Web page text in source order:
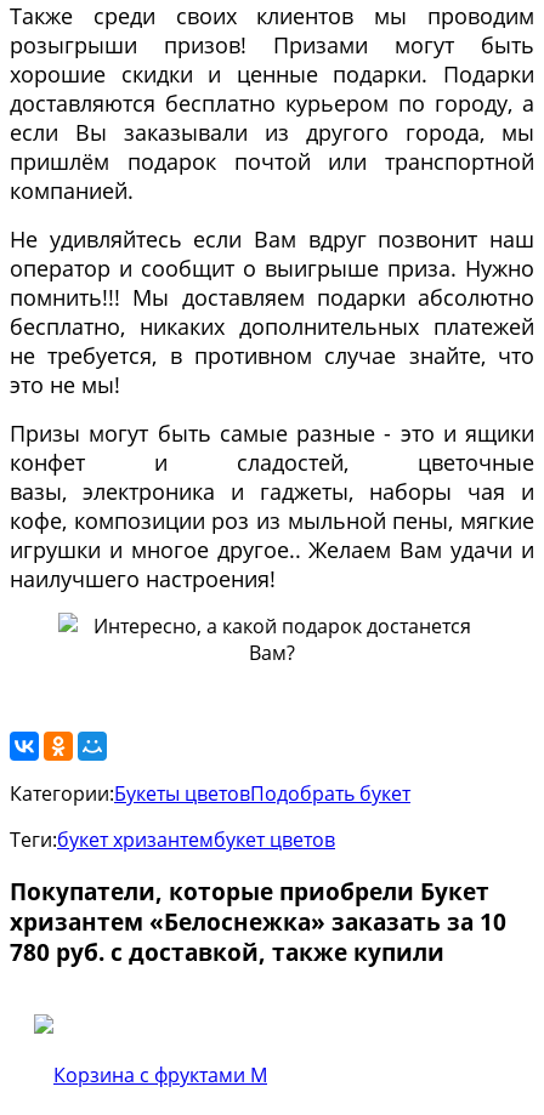
Также среди своих клиентов мы проводим
розыгрыши призов! Призами могут быть
хорошие скидки и ценные подарки. Подарки
доставляются бесплатно курьером по городу, а
если Вы заказывали из другого города, мы
пришлём подарок почтой или транспортной
компанией.
Не удивляйтесь если Вам вдруг позвонит наш
оператор и сообщит о выигрыше приза. Нужно
помнить!!! Мы доставляем подарки абсолютно
бесплатно, никаких дополнительных платежей
не требуется, в противном случае знайте, что
это не мы!
Призы могут быть самые разные - это и ящики
конфет и сладостей, цветочные
вазы, электроника и гаджеты, наборы чая и
кофе, композиции роз из мыльной пены, мягкие
игрушки и многое другое.. Желаем Вам удачи и
наилучшего настроения!
Категории:Букеты цветовПодобрать букет
Теги:букет хризантембукет цветов
Покупатели, которые приобрели Букет
хризантем «Белоснежка» заказать за 10
780 руб. с доставкой, также купили